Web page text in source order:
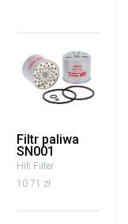
Filtr paliwa
SN001
Hifi Filter
10.71 zł